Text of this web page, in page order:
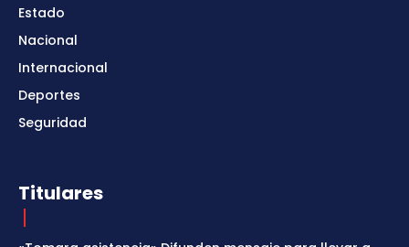
Estado
Nacional
Internacional
Deportes
Seguridad
Titulares